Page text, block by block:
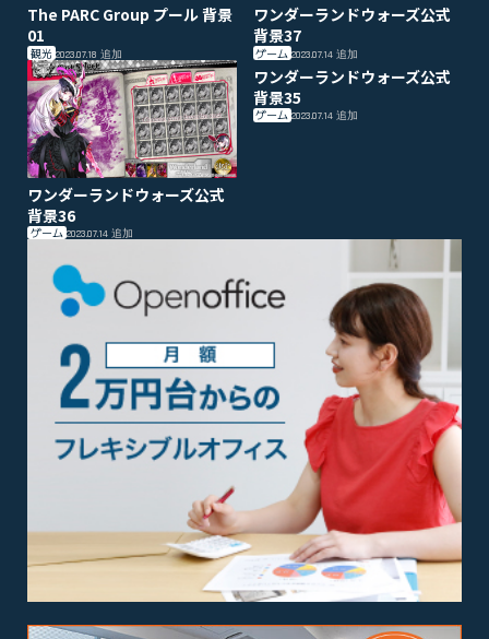
The PARC Group プール 背景
01
観光 2023.07.18 追加
ワンダーランドウォーズ公式
背景37
ゲーム 2023.07.14追加
ワンダーランドウォーズ公式
背景36
ゲーム 2023.07.14 追加
ワンダーランドウォーズ公式
背景35
ゲーム 2023.07.14追加